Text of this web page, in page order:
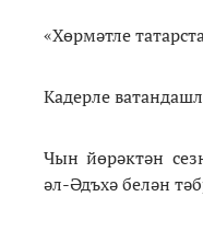
«Хөрмәтле
Кадерле
Чын йөрәктән
әл-Әдъхә белән